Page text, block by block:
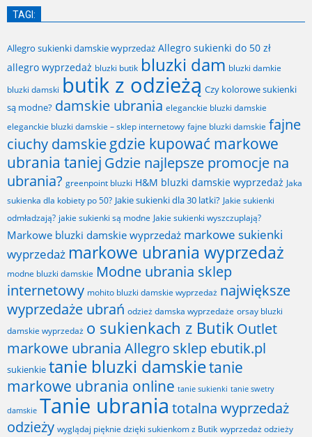
TAGI:
Allegro sukienki damskie wyprzedaż Allegro sukienki do 50 zł
allegro wyprzedaż bluzki butik bluzki dam bluzki damkie
bluzki damski butik z odzieżą Czy kolorowe sukienki
są modne? damskie ubrania eleganckie bluzki damskie
eleganckie bluzki damskie – sklep internetowy fajne bluzki damskie fajne
ciuchy damskiegdzie kupować markowe
ubrania taniej Gdzie najlepsze promocje na
ubrania? greenpoint bluzki H&M bluzki damskie wyprzedaż Jaka
sukienka dla kobiety po 50? Jakie sukienki dla 30 latki? Jakie sukienki
odmładzają? jakie sukienki są modne Jakie sukienki wyszczuplają?
Markowe bluzki damskie wyprzedaż markowe sukienki
wyprzedaż markowe ubrania wyprzedaż
modne bluzki damskie Modne ubrania sklep
internetowy mohito bluzki damskie wyprzedaż największe
wyprzedaże ubrań odzież damska wyprzedaże orsay bluzki
damskie wyprzedaż o sukienkach z Butik Outlet
markowe ubrania Allegro sklep ebutik.pl
sukienkie tanie bluzki damskietanie
markowe ubrania online tanie sukienki tanie swetry
damskie Tanie ubrania totalna wyprzedaż
odzieży wyglądaj pięknie dzięki sukienkom z Butik wyprzedaż odzieży